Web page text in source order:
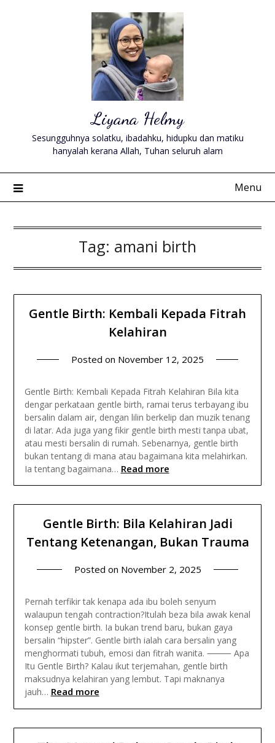
Liyana Helmy
Sesungguhnya solatku, ibadahku, hidupku dan matiku
hanyalah kerana Allah, Tuhan seluruh alam
Menu
Tag: amani birth
Gentle Birth: Kembali Kepada Fitrah
Kelahiran
Posted on November 12, 2025
Gentle Birth: Kembali Kepada Fitrah Kelahiran Bila kita
dengar perkataan gentle birth, ramai terus terbayang ibu
bersalin dalam air, dengan lilin berkelip dan muzik tenang
di latar. Ada juga yang fikir gentle birth mesti tanpa ubat,
atau mesti bersalin di rumah. Sebenarnya, gentle birth
bukan tentang di mana atau bagaimana kita melahirkan.
Ia tentang bagaimana… Read more
Gentle Birth: Bila Kelahiran Jadi
Tentang Ketenangan, Bukan Trauma
Posted on November 2, 2025
Pernah terfikir tak kenapa ada ibu boleh senyum
walaupun tengah contraction?Itulah beza bila awak kenal
konsep gentle birth. Ia bukan trend baru, bukan gaya
bersalin “hipster”. Gentle birth ialah cara bersalin yang
menghormati tubuh, emosi dan fitrah wanita. ⸻ Apa
Itu Gentle Birth? Kalau ikut terjemahan, gentle birth
maksudnya kelahiran yang lembut. Tapi maknanya
jauh… Read more